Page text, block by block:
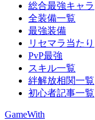
総合最強キャラ
全装備一覧
最強装備
リセマラ当たり
PvP最強
スキル一覧
絆解放相関一覧
初心者記事一覧
GameWith